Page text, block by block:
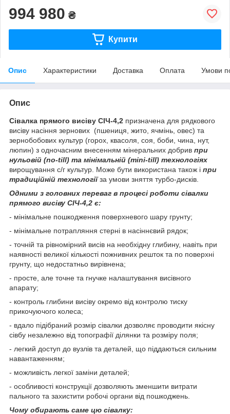
994 980 ₴
Купити
Опис Характеристики Доставка Оплата Умови
Опис
Сівалка прямого висіву СІЧ-4,2 призначена для рядкового
висіву насіння зернових (пшениця, жито, ячмінь, овес) та
зернобобових культур (горох, квасоля, соя, боби, чина, нут,
люпин) з одночасним внесенням мінеральних добрив при
нульовій (no-till) та мінімальній (mini-till) технологіях
вирощування с/г культур. Може бути використана також і при
традиційній технології за умови зняття турбо-дисків.
Одними з головних переваг в процесі роботи сівалки
прямого висіву СІЧ-4,2 є:
- мінімальне пошкодження поверхневого шару грунту;
- мінімальне потрапляння стерні в насіннєвий рядок;
- точній та рівномірний висів на необхідну глибину, навіть при
наявності великої кількості пожнивних решток та по поверхні
грунту, що недостатньо вирівнена;
- просте, але точне та гнучке налаштування висівного
апарату;
- контроль глибини висіву окремо від контролю тиску
прикочуючого колеса;
- вдало підібраний розмір сівалки дозволяє проводити якісну
сівбу незалежно від топографії ділянки та розміру поля;
- легкий доступ до вузлів та деталей, що піддаються сильним
навантаженням;
- можливість легкої заміни деталей;
- особливості конструкції дозволяють зменшити витрати
пального та захистити робочі органи від пошкоджень.
Чому обирають саме цю сівалку: